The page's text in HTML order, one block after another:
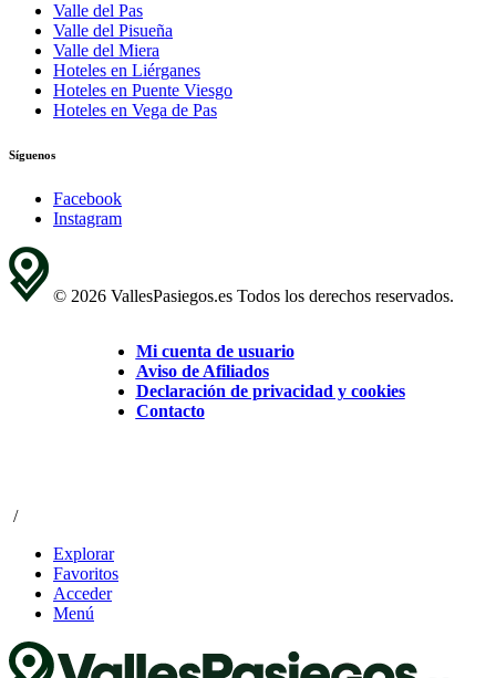
Valle del Pas
Valle del Pisueña
Valle del Miera
Hoteles en Liérganes
Hoteles en Puente Viesgo
Hoteles en Vega de Pas
Síguenos
Facebook
Instagram
© 2026 VallesPasiegos.es Todos los derechos reservados.
Mi cuenta de usuario
Aviso de Afiliados
Declaración de privacidad y cookies
Contacto
/
Explorar
Favoritos
Acceder
Menú